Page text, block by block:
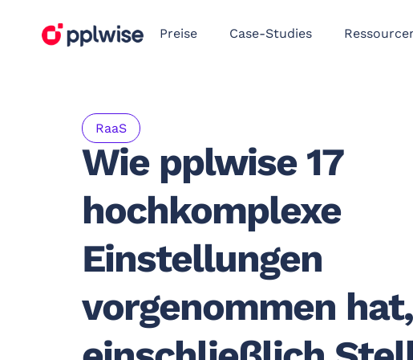
Preise Case-Studies
RaaS
Wie pplwise 17
hochkomplexe
Einstellungen
vorgenommen hat,